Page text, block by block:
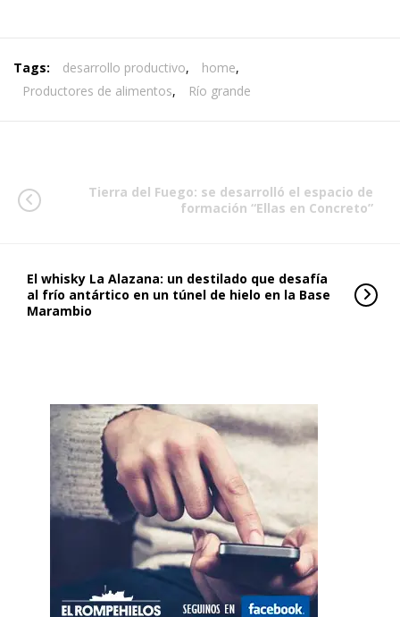
Tags: desarrollo productivo, home,
Productores de alimentos, Río grande
Tierra del Fuego: se desarrolló el espacio de
formación “Ellas en Concreto”
El whisky La Alazana: un destilado que desafía
al frío antártico en un túnel de hielo en la Base
Marambio